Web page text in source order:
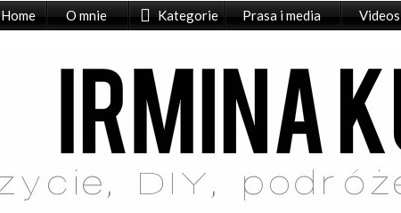
Home O mnie Kategorie Prasa i media Videos